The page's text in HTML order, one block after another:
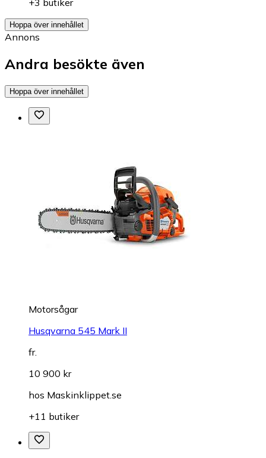
+3 butiker
Hoppa över innehållet
Annons
Andra besökte även
Hoppa över innehållet
Motorsågar
Husqvarna 545 Mark II
fr.
10 900 kr
hos Maskinklippet.se
+11 butiker